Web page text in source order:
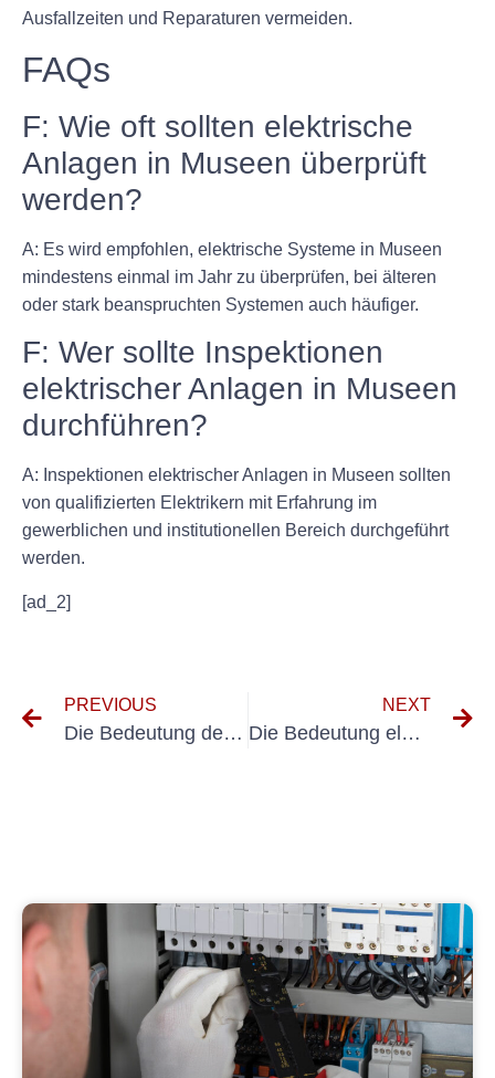
Ausfallzeiten und Reparaturen vermeiden.
FAQs
F: Wie oft sollten elektrische
Anlagen in Museen überprüft
werden?
A: Es wird empfohlen, elektrische Systeme in Museen
mindestens einmal im Jahr zu überprüfen, bei älteren
oder stark beanspruchten Systemen auch häufiger.
F: Wer sollte Inspektionen
elektrischer Anlagen in Museen
durchführen?
A: Inspektionen elektrischer Anlagen in Museen sollten
von qualifizierten Elektrikern mit Erfahrung im
gewerblichen und institutionellen Bereich durchgeführt
werden.
[ad_2]
PREVIOUS
Die Bedeutung der DGUV V3-Prüfung für Museen verstehen
NEXT
Die Bedeutung elektrischer Sicherheitsinspektionen in Kunstgalerien